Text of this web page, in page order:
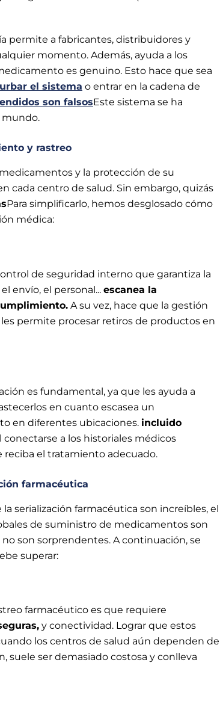
permite a fabricantes, distribuidores y
momento. Además, ayuda a los
es genuino. Esto hace que sea
el sistema o entrar en la cadena de
son falsosEste sistema se ha
mundo.
y rastreo
y la protección de su
cada centro de salud. Sin embargo, quizás
Para simplificarlo, hemos desglosado cómo
médica:
de seguridad interno que garantiza la
envío, el personal... escanea la
A su vez, hace que la gestión
permite procesar retiros de productos en
es fundamental, ya que les ayuda a
en cuanto escasea un
en diferentes ubicaciones. incluido
conectarse a los historiales médicos
reciba el tratamiento adecuado.
farmacéutica
serialización farmacéutica son increíbles, el
de suministro de medicamentos son
son sorprendentes. A continuación, se
superar:
farmacéutico es que requiere
y conectividad. Lograr que estos
los centros de salud aún dependen de
suele ser demasiado costosa y conlleva